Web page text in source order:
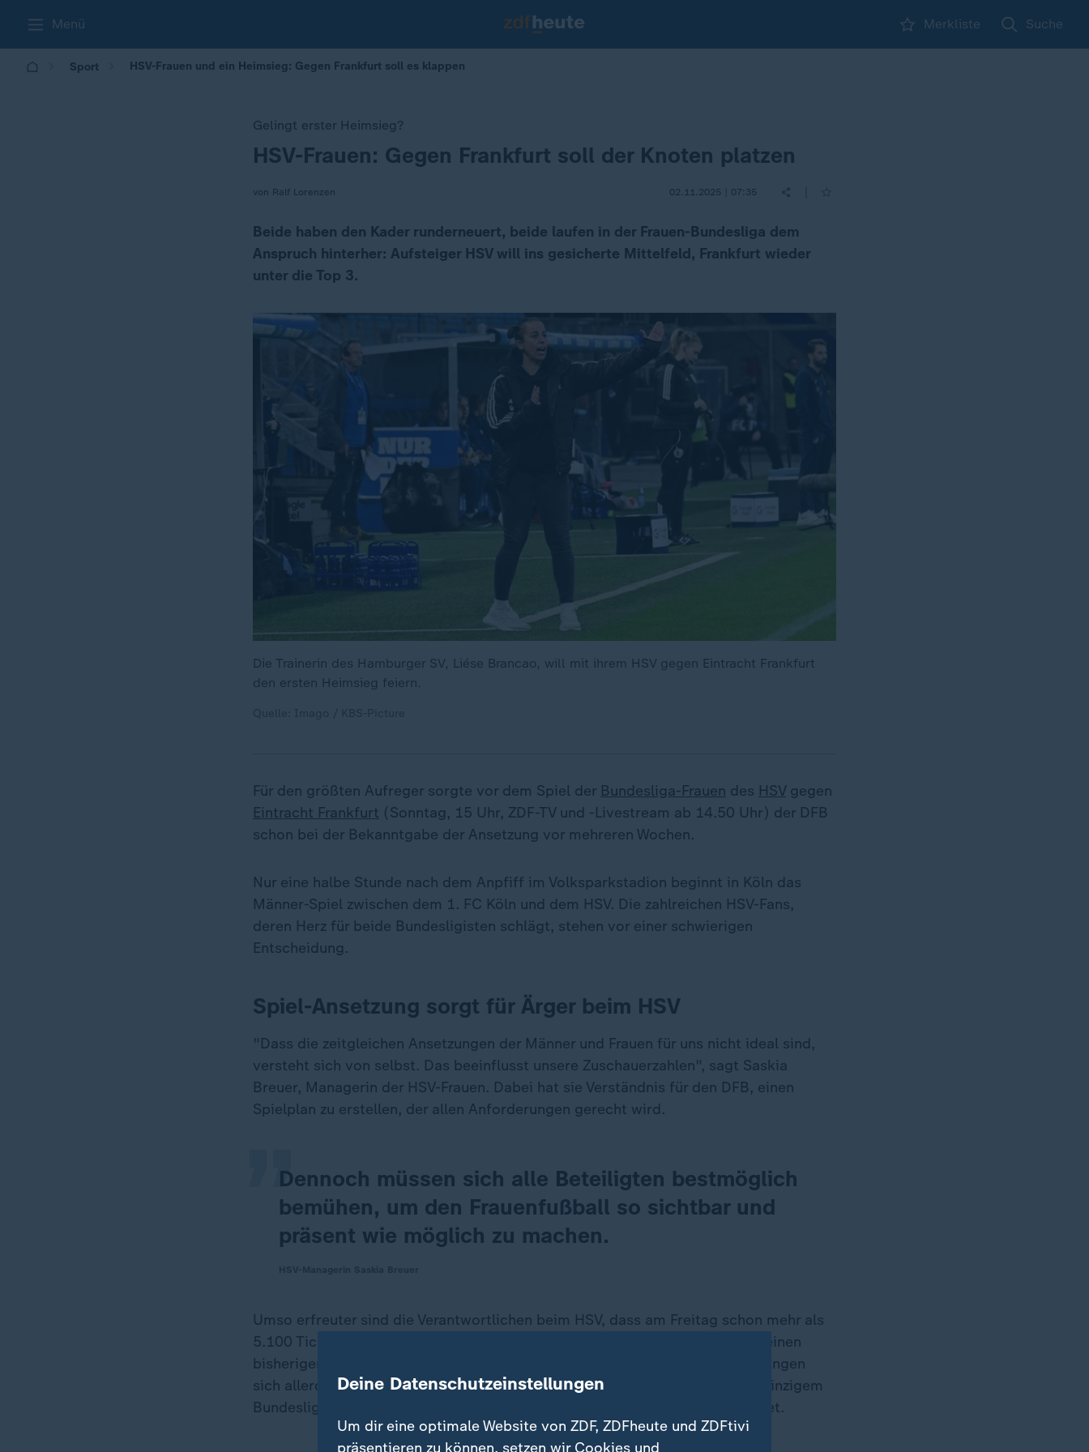
Menü Merkliste Suche
Sport HSV-Frauen und ein Heimsieg: Gegen Frankfurt soll es klappen
Gelingt erster Heimsieg?
:HSV-Frauen: Gegen Frankfurt soll der Knoten platzen
von Ralf Lorenzen 02.11.2025 | 07:35
Beide haben den Kader runderneuert, beide laufen in der Frauen-Bundesliga dem
Anspruch hinterher: Aufsteiger HSV will ins gesicherte Mittelfeld, Frankfurt wieder
unter die Top 3.
Die Trainerin des Hamburger SV, Liése Brancao, will mit ihrem HSV gegen Eintracht Frankfurt
den ersten Heimsieg feiern.
Für den größten Aufreger sorgte vor dem Spiel der Bundesliga-Frauen des HSVgegen
Eintracht Frankfurt (Sonntag, 15 Uhr, ZDF-TV und -Livestream ab 14.50 Uhr) der DFB
schon bei der Bekanntgabe der Ansetzung vor mehreren Wochen.
Nur eine halbe Stunde nach dem Anpfiff im Volksparkstadion beginnt in Köln das
Männer-Spiel zwischen dem 1. FC Köln und dem HSV. Die zahlreichen HSV-Fans,
deren Herz für beide Bundesligisten schlägt, stehen vor einer schwierigen
Entscheidung.
Spiel-Ansetzung sorgt für Ärger beim HSV
"Dass die zeitgleichen Ansetzungen der Männer und Frauen für uns nicht ideal sind,
versteht sich von selbst. Das beeinflusst unsere Zuschauerzahlen", sagt Saskia
Breuer, Managerin der HSV-Frauen. Dabei hat sie Verständnis für den DFB, einen
Spielplan zu erstellen, der allen Anforderungen gerecht wird.
Dennoch müssen sich alle Beteiligten bestmöglich
bemühen, um den Frauenfußball so sichtbar und
präsent wie möglich zu machen.
„
Umso erfreuter sind die Verantwortlichen beim HSV, dass am Freitag schon mehr als
5.100 Tickets für das Spiel verkauft waren. Eintracht Frankfurt kommt bei seinen
bisherigen vier Heimspielen auf einen Schnitt von 3.155 Zuschauern. Die drängen
sich allerdings im kleinen Stadion am Brentanobad, während beim HSV als einzigem
Bundesligisten neben Union Berlin jedes Spiel in der großen Arena stattfindet.
Deine Datenschutzeinstellungen
Um dir eine optimale Website von ZDF, ZDFheute und ZDFtivi
präsentieren zu können, setzen wir Cookies und